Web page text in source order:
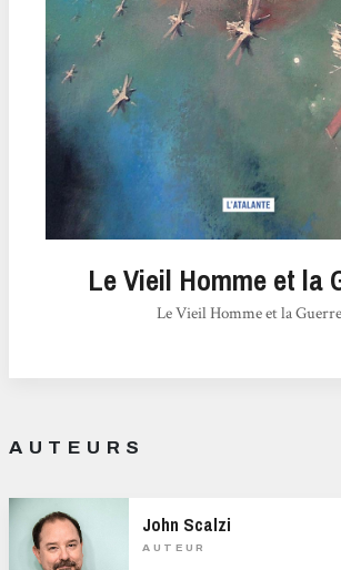
Le Vieil Homme et la
Le Vieil Homme et la Guerre
AUTEURS
John Scalzi
AUTEUR